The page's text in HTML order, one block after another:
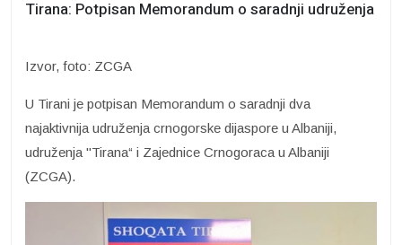
Tirana: Potpisan Memorandum o saradnji udruženja
Izvor, foto: ZCGA
U Tirani je potpisan Memorandum o saradnji dva
najaktivnija udruženja crnogorske dijaspore u Albaniji,
udruženja "Tirana“ i Zajednice Crnogoraca u Albaniji
(ZCGA).